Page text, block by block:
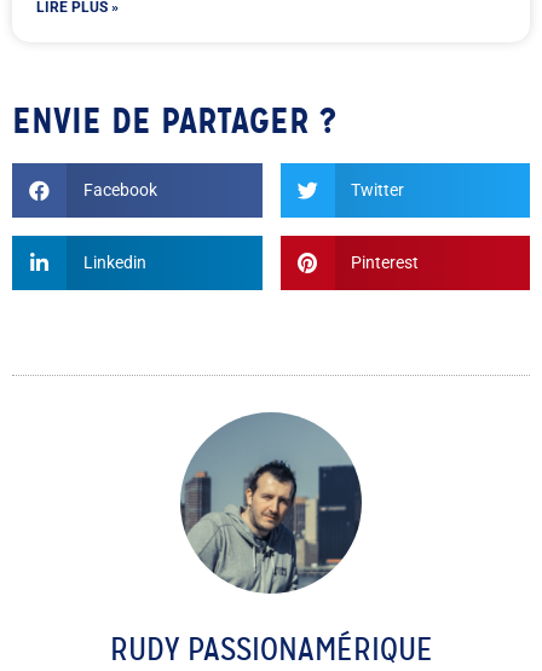
LIRE PLUS »
ENVIE DE PARTAGER ?
Facebook Twitter
Linkedin Pinterest
RUDY PASSIONAMÉRIQUE